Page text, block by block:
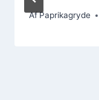
AfPaprikagryde